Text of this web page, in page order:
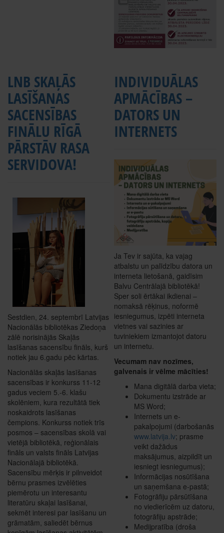
LNB SKAĻĀS
LASĪŠANAS
SACENSĪBAS
FINĀLU RĪGĀ
PĀRSTĀV RASA
SERVIDOVA!
Sestdien, 24. septembrī Latvijas
Nacionālās bibliotēkas Ziedoņa
zālē norisinājās Skaļās
lasīšanas sacensību fināls, kurš
notiek jau 6.gadu pēc kārtas.
Nacionālās skaļās lasīšanas
sacensības ir konkurss 11-12
gadus veciem 5.-6. klašu
skolēniem, kura rezultātā tiek
noskaidrots lasīšanas
čempions. Konkurss notiek trīs
posmos – sacensības skolā vai
vietējā bibliotēkā, reģionālais
fināls un valsts fināls Latvijas
Nacionālajā bibliotēkā.
Sacensību mērķis ir pilnveidot
bērnu prasmes izvēlēties
piemērotu un interesantu
literatūru skaļai lasīšanai,
sekmēt interesi par lasīšanu un
grāmatām, saliedēt bērnus
INDIVIDUĀLAS
APMĀCĪBAS –
DATORS UN
INTERNETS
Ja Tev ir sajūta, ka vajag
atbalstu un palīdzību datora un
interneta lietošanā, gaidīsim
Balvu Centrālajā bibliotēkā!
Sper soli ērtākai ikdienai –
nomaksā rēķinus, noformē
iesniegumus, izpēti interneta
vietnes vai sazinies ar
tuviniekiem izmantojot datoru
un internetu.
Vecumam nav nozīmes,
galvenais ir vēlme mācīties!
Mana digitālā darba vieta;
Dokumentu izstrāde ar
MS Word;
Internets un e-
pakalpojumi (darbošanās
www.latvija.lv; prasme
veikt dažādus
maksājumus, aizpildīt un
iesniegt iesniegumus);
Informācijas nosūtīšana
un saņemšana e-pastā;
Fotogrāfiju pārsūtīšana
no viedierīcēm uz datoru,
fotogrāfiju apstrāde;
Medijpratība (droša